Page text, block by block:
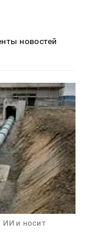
новостей
ИИ и носит